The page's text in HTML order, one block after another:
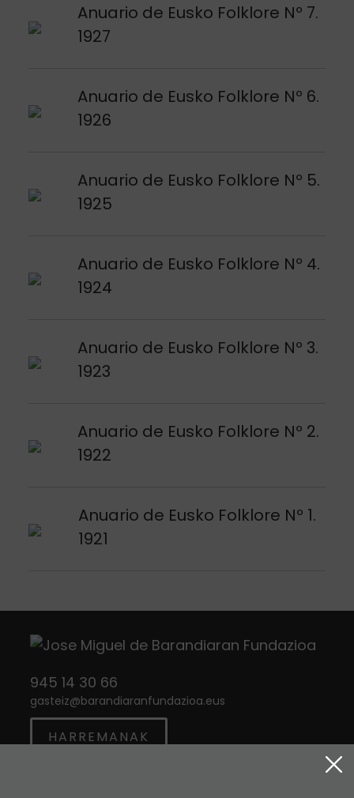
Anuario de Eusko Folklore Nº 7.
1927
Argitalpena ikusi
Anuario de Eusko Folklore Nº 6.
1926
Argitalpena ikusi
Anuario de Eusko Folklore Nº 5.
1925
Argitalpena ikusi
Anuario de Eusko Folklore Nº 4.
1924
Argitalpena ikusi
Anuario de Eusko Folklore Nº 3.
1923
Argitalpena ikusi
Anuario de Eusko Folklore Nº 2.
1922
Argitalpena ikusi
Anuario de Eusko Folklore Nº 1.
1921
Argitalpena ikusi
945 14 30 66
gasteiz@barandiaranfundazioa.eus
HARREMANAK